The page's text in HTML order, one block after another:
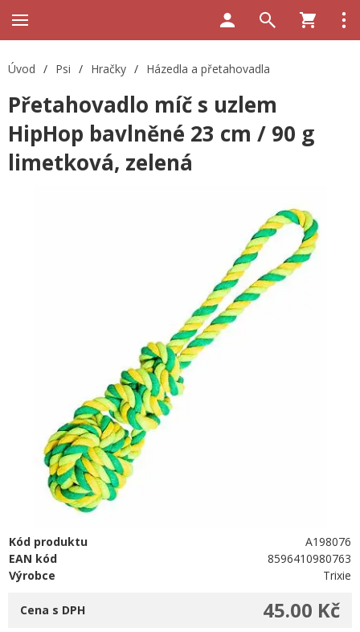
Úvod / Psi / Hračky / Házedla a přetahovadla
Přetahovadlo míč s uzlem
HipHop bavlněné 23 cm / 90 g
limetková, zelená
Kód produktu
A198076
EAN kód
8596410980763
Výrobce
Trixie
45.00 Kč
Cena s DPH